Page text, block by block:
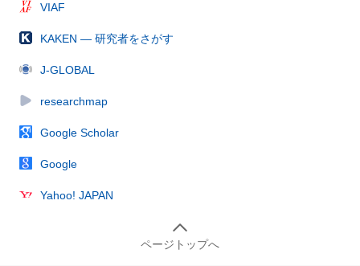
VIAF
KAKEN — 研究者をさがす
J-GLOBAL
researchmap
Google Scholar
Google
Yahoo! JAPAN
ページトップへ